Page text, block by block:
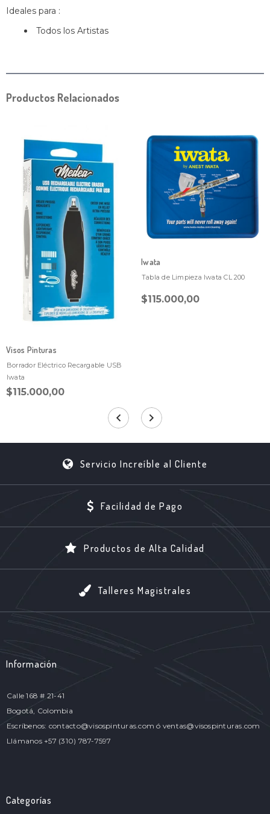
Ideales para :
Todos los Artistas
Productos Relacionados
Visos Pinturas
Borrador Eléctrico Recargable USB
Iwata
$115.000,00
Iwata
Tabla de Limpieza Iwata CL 200
$115.000,00
Servicio Increíble al Cliente
Facilidad de Pago
Productos de Alta Calidad
Talleres Magistrales
Información
Calle 168 # 21-41
Bogotá, Colombia
Escríbenos: contacto@visospinturas.com ó ventas@visospinturas.com
Llámanos +57 (310) 787-7597
Categorías